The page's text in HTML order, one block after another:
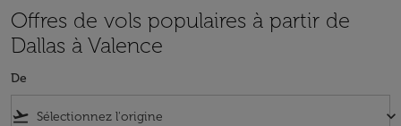
Offres de vols populaires à partir de
Dallas à Valence
De
flight_takeoff keyboard_arrow_down